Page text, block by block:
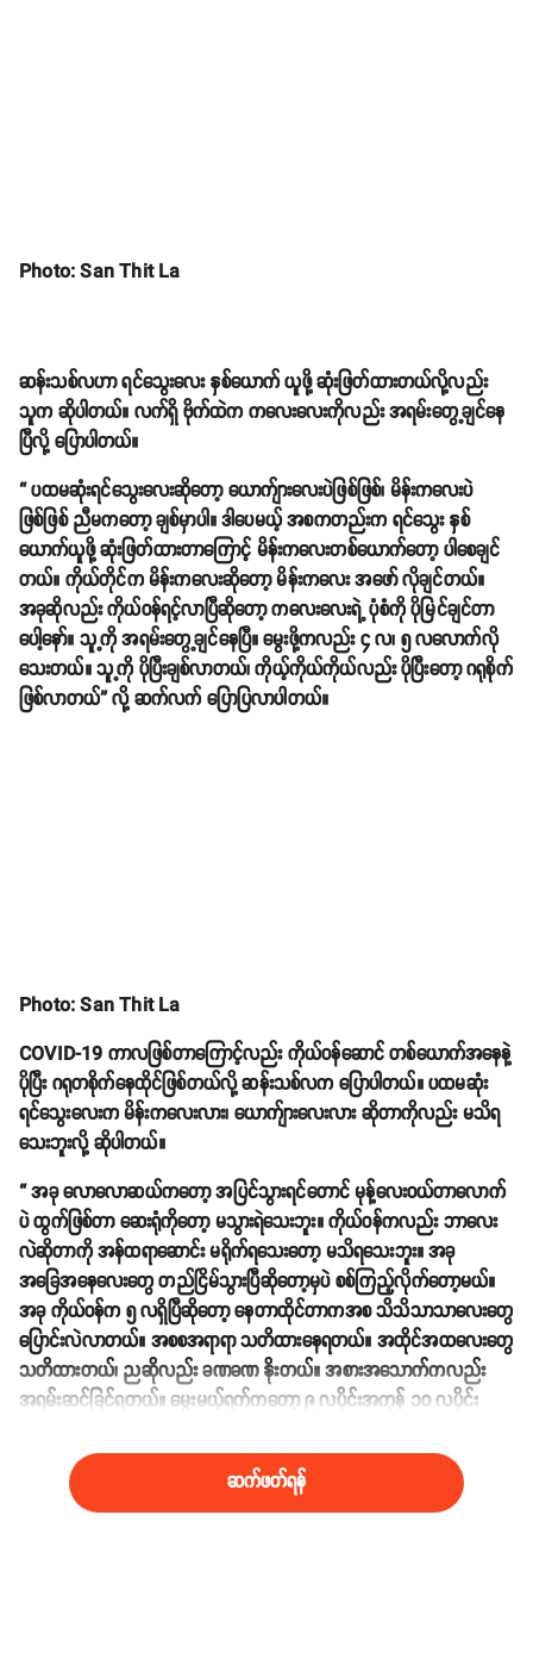
Photo: San Thit La
ဆန်းသစ်လဟာ ရင်သွေးလေး နှစ်ယောက် ယူဖို့ ဆုံးဖြတ်ထားတယ်လို့လည်း
သူက ဆိုပါတယ်။ လက်ရှိ ဗိုက်ထဲက ကလေးလေးကိုလည်း အရမ်းတွေ့ချင်နေ
ပြီလို့ ပြောပါတယ်။
“ ပထမဆုံးရင်သွေးလေးဆိုတော့ ယောက်ျားလေးပဲဖြစ်ဖြစ်၊ မိန်းကလေးပဲ
ဖြစ်ဖြစ် ညီမကတော့ ချစ်မှာပါ။ ဒါပေမယ့် အစကတည်းက ရင်သွေး နှစ်
ယောက်ယူဖို့ ဆုံးဖြတ်ထားတာကြောင့် မိန်းကလေးတစ်ယောက်တော့ ပါစေချင်
တယ်။ ကိုယ်တိုင်က မိန်းကလေးဆိုတော့ မိန်းကလေး အဖော် လိုချင်တယ်။
အခုဆိုလည်း ကိုယ်ဝန်ရင့်လာပြီဆိုတော့ ကလေးလေးရဲ့ ပုံစံကို ပိုမြင်ချင်တာ
ပေါ့နော်။ သူ့ကို အရမ်းတွေ့ချင်နေပြီ။ မွေးဖို့ကလည်း ၄ လ၊ ၅ လလောက်လို
သေးတယ်။ သူ့ကို ပိုပြီးချစ်လာတယ်၊ ကိုယ့်ကိုယ်ကိုယ်လည်း ပိုပြီးတော့ ဂရုစိုက်
ဖြစ်လာတယ်” လို့ ဆက်လက် ပြောပြလာပါတယ်။
Photo: San Thit La
COVID-19 ကာလဖြစ်တာကြောင့်လည်း ကိုယ်ဝန်ဆောင် တစ်ယောက်အနေနဲ့
ပိုပြီး ဂရုတစိုက်နေထိုင်ဖြစ်တယ်လို့ ဆန်းသစ်လက ပြောပါတယ်။ ပထမဆုံး
ရင်သွေးလေးက မိန်းကလေးလား၊ ယောက်ျားလေးလား ဆိုတာကိုလည်း မသိရ
သေးဘူးလို့ ဆိုပါတယ်။
“ အခု လောလောဆယ်ကတော့ အပြင်သွားရင်တောင် မုန့်လေးဝယ်တာလောက်
ပဲ ထွက်ဖြစ်တာ ဆေးရုံကိုတော့ မသွားရဲသေးဘူး။ ကိုယ်ဝန်ကလည်း ဘာလေး
လဲဆိုတာကို အန်ထရာဆောင်း မရိုက်ရသေးတော့ မသိရသေးဘူး။ အခု
အခြေအနေလေးတွေ တည်ငြိမ်သွားပြီဆိုတော့မှပဲ စစ်ကြည့်လိုက်တော့မယ်။
အခု ကိုယ်ဝန်က ၅ လရှိပြီဆိုတော့ နေတာထိုင်တာကအစ သိသိသာသာလေးတွေ
ပြောင်းလဲလာတယ်။ အစစအရာရာ သတိထားနေရတယ်။ အထိုင်အထလေးတွေ
သတိထားတယ်၊ ညဆိုလည်း ခဏခဏ နိုးတယ်။ အစားအသောက်ကလည်း
အရမ်းဆင်ခြင်ရတယ်။ မွေးမယ့်ရက်ကတော့ ၉ လပိုင်းအကုန် ၁၀ လပိုင်း
ဆက်ဖတ်ရန်